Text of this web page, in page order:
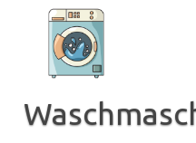
Inhalt
springen